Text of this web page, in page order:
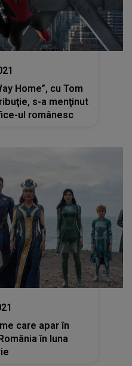
Home”, cu Tom
s-a menţinut
ul românesc
care apar în
în luna